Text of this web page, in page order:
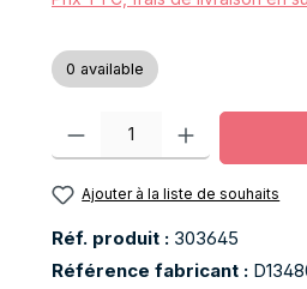
0 available
Quantité de produit : Entrez la
Ajouter à la liste de souhaits
Réf. produit : 303645
Référence fabricant :